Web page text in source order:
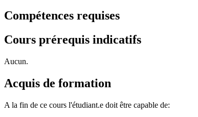
Compétences requises
Cours prérequis indicatifs
Aucun.
Acquis de formation
A la fin de ce cours l'étudiant.e doit être capable de: